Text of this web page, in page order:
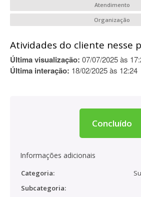
Atendimento
Organização
Atividades do cliente nesse
Última visualização: 07/07/2025 às
Última interação: 18/02/2025 às 12:24
Concluído
Informações adicionais
Categoria:
Subcategoria: